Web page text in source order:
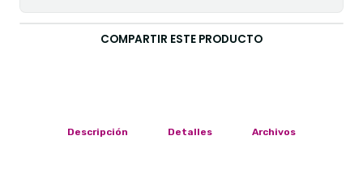
COMPARTIR ESTE PRODUCTO
Descripción Detalles Archivos